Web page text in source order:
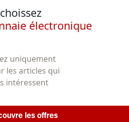
électronique
uniquement
les articles qui
intéressent
les offres